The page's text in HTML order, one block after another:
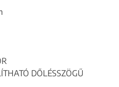
DŐLÉSSZÖGŰ